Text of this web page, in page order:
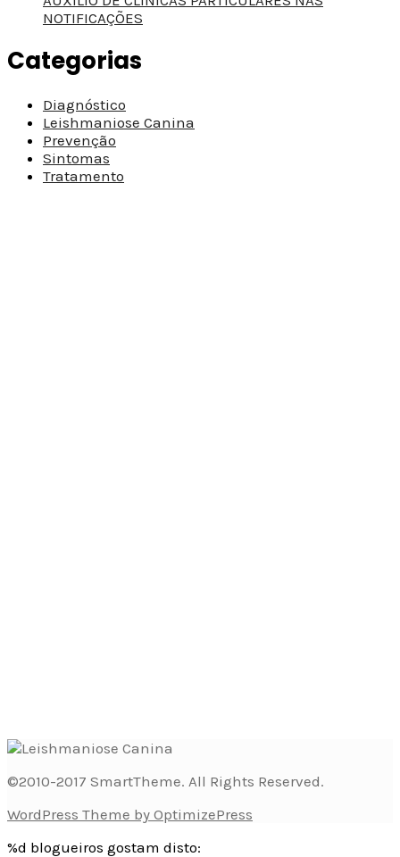
NOTIFICAÇÕES
Categorias
Diagnóstico
Leishmaniose Canina
Prevenção
Sintomas
Tratamento
©2010-2017 SmartTheme. All Rights Reserved.
WordPress Theme by OptimizePress
%d blogueiros gostam disto: